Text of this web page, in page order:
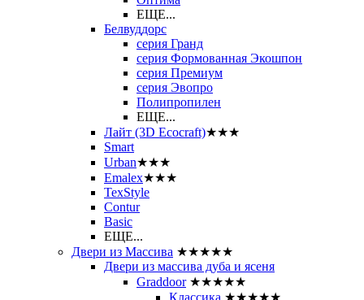
ЕЩЕ...
Белвуддорс
серия Гранд
серия Формованная Экошпон
серия Премиум
серия Эвопро
Полипропилен
ЕЩЕ...
Лайт (3D Ecocraft)★★★
Smart
Urban★★★
Emalex★★★
TexStyle
Contur
Basic
ЕЩЕ...
Двери из Массива ★★★★★
Двери из массива дуба и ясеня
Graddoor ★★★★★
Классика ★★★★★